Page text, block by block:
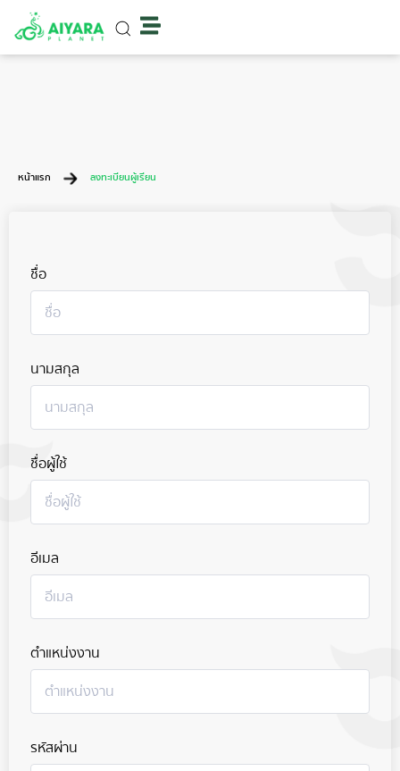
หน้าแรก ลงทะเบียนผู้เรียน
ชื่อ
นามสกุล
ชื่อผู้ใช้
อีเมล
ตำแหน่งงาน
รหัสผ่าน